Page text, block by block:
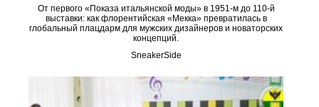
От первого «Показa итальянской моды» в 1951‑м до 110‑й
выставки: как флорентийская «Мекка» превратилась в
глобальный плацдарм для мужских дизайнеров и новаторских
концепций.
SneakerSide